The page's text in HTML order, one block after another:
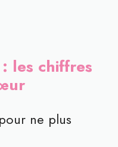
les chiffres
ne plus